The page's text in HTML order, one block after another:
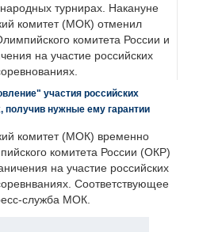
турнирах. Накануне
комитет (МОК) отменил
комитета России и
на участие российских
участия российских
получив нужные ему гарантии
комитет (МОК) временно
комитета России (ОКР)
на участие российских
Соответствующее
служба МОК.